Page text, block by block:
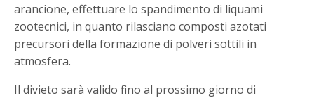
arancione, effettuare lo spandimento di liquami
zootecnici, in quanto rilasciano composti azotati
precursori della formazione di polveri sottili in
atmosfera.
Il divieto sarà valido fino al prossimo giorno di